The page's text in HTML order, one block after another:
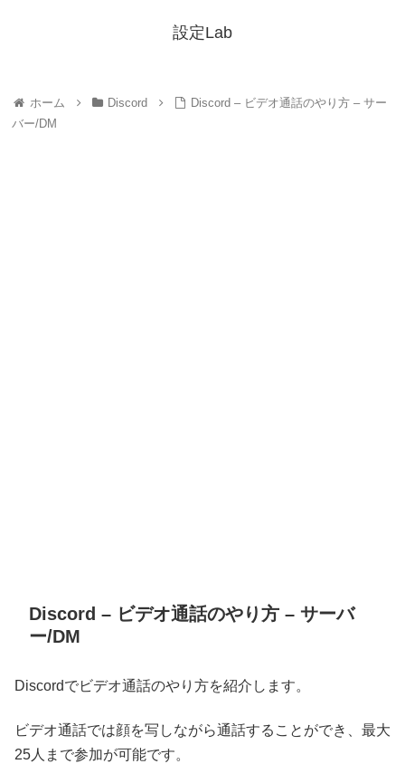
設定Lab
ホーム Discord
Discord – ビデオ通話のやり方 – サー
バー/DM
Discord – ビデオ通話のやり方 – サーバ
ー/DM
Discordでビデオ通話のやり方を紹介します。
ビデオ通話では顔を写しながら通話することができ、最大
25人まで参加が可能です。